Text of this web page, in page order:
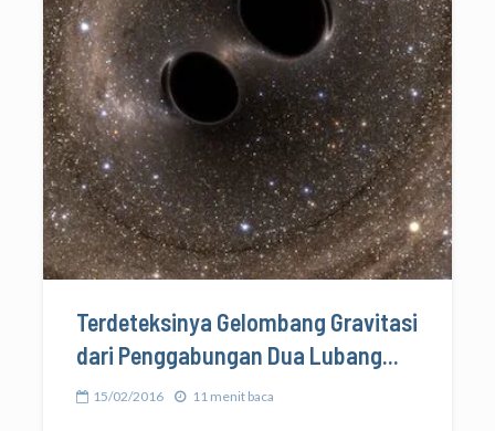
Terdeteksinya Gelombang Gravitasi
dari Penggabungan Dua Lubang...
15/02/2016 11 menit baca